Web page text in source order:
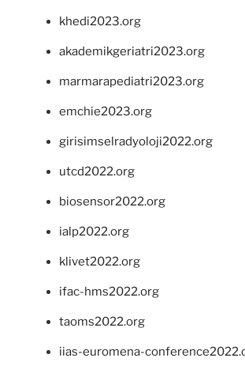
khedi2023.org
akademikgeriatri2023.org
marmarapediatri2023.org
emchie2023.org
girisimselradyoloji2022.org
utcd2022.org
biosensor2022.org
ialp2022.org
klivet2022.org
ifac-hms2022.org
taoms2022.org
iias-euromena-